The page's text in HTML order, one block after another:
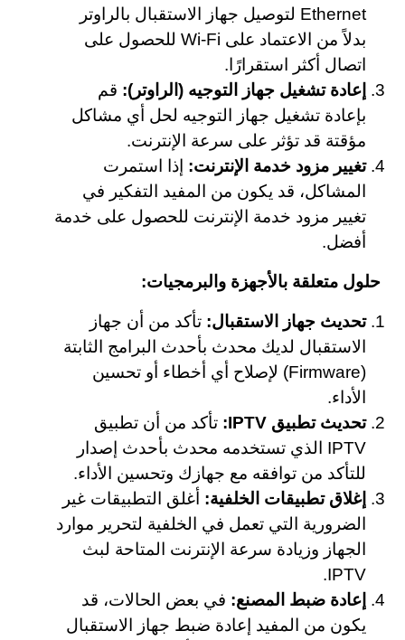
Ethernet لتوصيل جهاز الاستقبال بالراوتر
بدلاً من الاعتماد على Wi-Fi للحصول على
اتصال أكثر استقرارًا.
إعادة تشغيل جهاز التوجيه (الراوتر): قم
بإعادة تشغيل جهاز التوجيه لحل أي مشاكل
مؤقتة قد تؤثر على سرعة الإنترنت.
تغيير مزود خدمة الإنترنت: إذا استمرت
المشاكل، قد يكون من المفيد التفكير في
تغيير مزود خدمة الإنترنت للحصول على خدمة
أفضل.
حلول متعلقة بالأجهزة والبرمجيات:
تحديث جهاز الاستقبال: تأكد من أن جهاز
الاستقبال لديك محدث بأحدث البرامج الثابتة
(Firmware) لإصلاح أي أخطاء أو تحسين
الأداء.
تحديث تطبيق IPTV:
تأكد من أن تطبيق
IPTV الذي تستخدمه محدث بأحدث إصدار
للتأكد من توافقه مع جهازك وتحسين الأداء.
إغلاق تطبيقات الخلفية: أغلق التطبيقات غير
الضرورية التي تعمل في الخلفية لتحرير موارد
الجهاز وزيادة سرعة الإنترنت المتاحة لبث
IPTV.
إعادة ضبط المصنع: في بعض الحالات، قد
يكون من المفيد إعادة ضبط جهاز الاستقبال